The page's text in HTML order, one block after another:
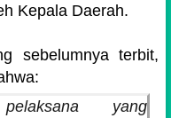
Kepala Daerah.
sebelumnya terbit,
yang